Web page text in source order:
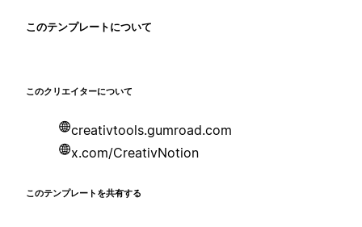
このテンプレートについて
このクリエイターについて
creativtools.gumroad.com
x.com/CreativNotion
このテンプレートを共有する